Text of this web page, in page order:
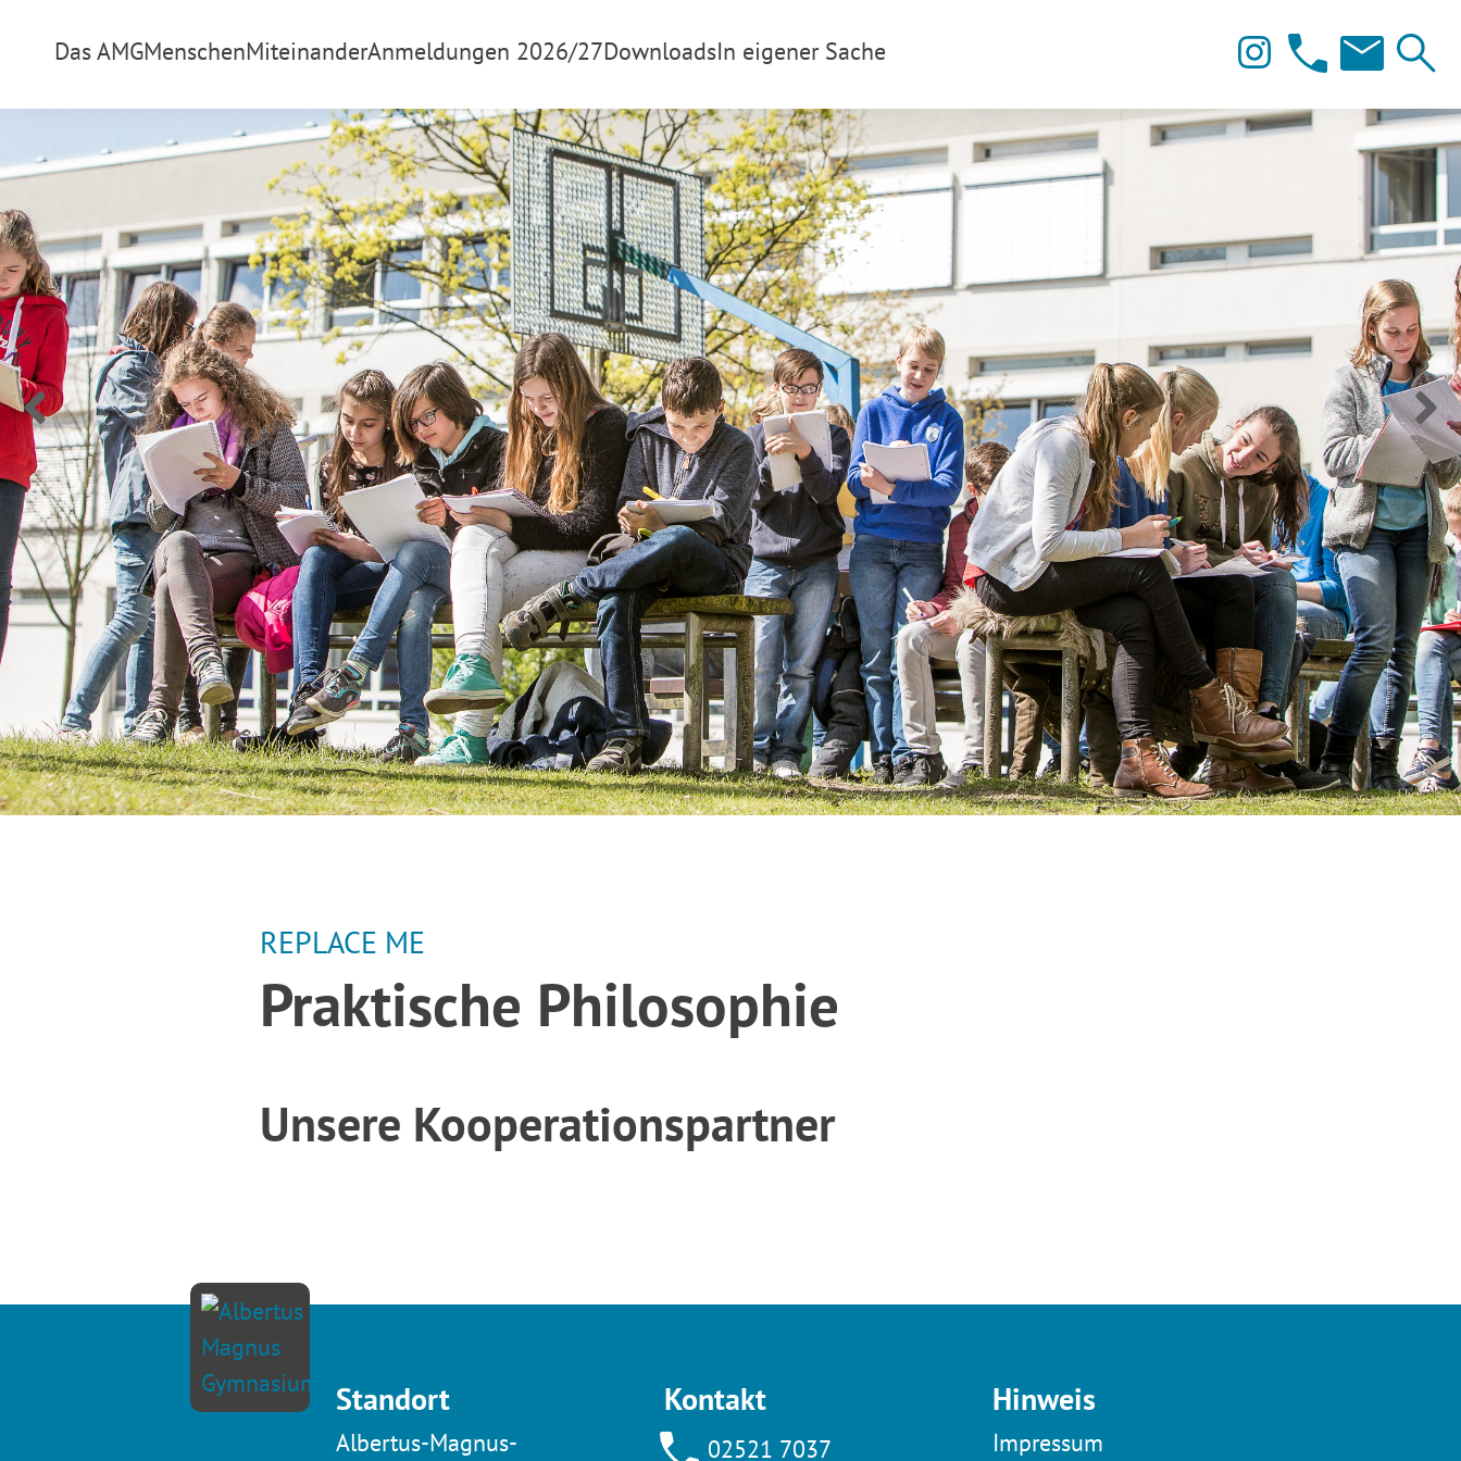
Das AMGMenschenMiteinanderAnmeldungen 2026/27DownloadsIn eigener Sache
REPLACE ME
Praktische Philosophie
Unsere Kooperationspartner
Standort
Albertus-Magnus-
Kontakt
02521 7037
Hinweis
Impressum